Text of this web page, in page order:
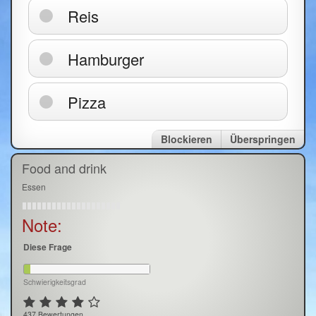
Reis
Hamburger
Pizza
Überspringen
Blockieren
Food and drink
Essen
Note:
Diese Frage
Schwierigkeitsgrad